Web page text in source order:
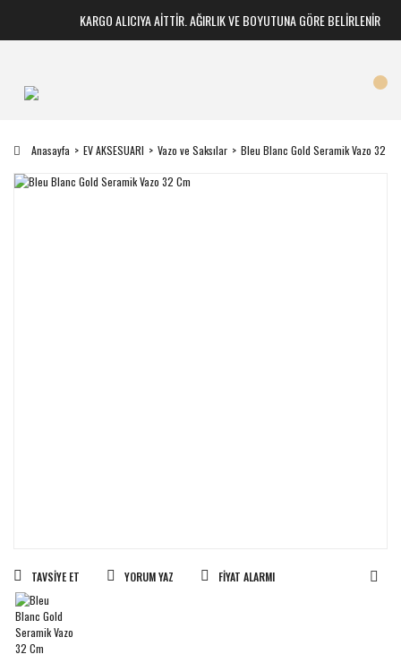
KARGO ALICIYA AİTTİR. AĞIRLIK VE BOYUTUNA GÖRE BELİRLENİR
Anasayfa EV AKSESUARI Vazo ve Saksılar Bleu Blanc Gold Seramik Vazo 32
TAVSIYE ET YORUM YAZ FIYAT ALARMI